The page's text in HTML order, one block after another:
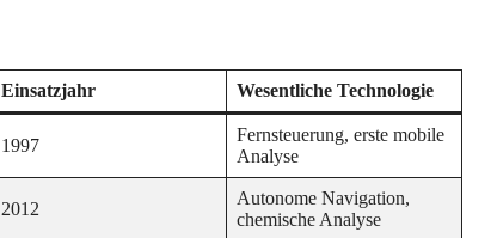
Einsatzjahr Wesentliche Technologie
1997
Fernsteuerung, erste mobile
Analyse
2012
Autonome Navigation,
chemische Analyse